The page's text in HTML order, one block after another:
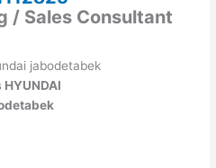
/ Sales Consultant
HYUNDAI